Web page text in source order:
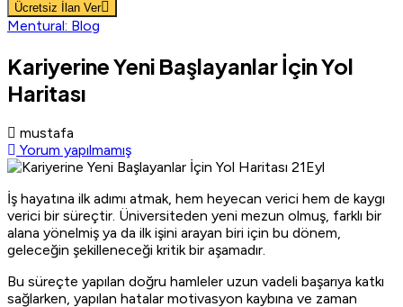
Ücretsiz İlan Ver
Mentural: Blog
Kariyerine Yeni Başlayanlar İçin Yol
Haritası
mustafa
Yorum yapılmamış
21Eyl
İş hayatına ilk adımı atmak, hem heyecan verici hem de kaygı
verici bir süreçtir. Üniversiteden yeni mezun olmuş, farklı bir
alana yönelmiş ya da ilk işini arayan biri için bu dönem,
geleceğin şekilleneceği kritik bir aşamadır.
Bu süreçte yapılan doğru hamleler uzun vadeli başarıya katkı
sağlarken, yapılan hatalar motivasyon kaybına ve zaman